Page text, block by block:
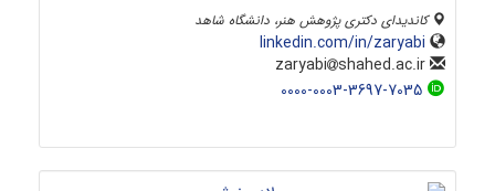
کاندیدای دکتری پژوهش هنر، دانشگاه شاهد
linkedin.com/in/zaryabi
shahed.ac.ir
0000-0003-3697-7035